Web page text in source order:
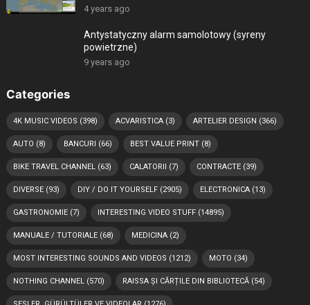
-4K
4 years ago
Antystatyczny alarm samolotowy (syreny
powietrzne)
9 years ago
Categories
4K MUSIC VIDEOS (398) ACVARISTICA(3) ARTELIER DESIGN (366)
AUTO (8) BANCURI (66) BEST VALUE PRINT(8)
BIKE TRAVEL CHANNEL(63) CALATORII (7) CONTRACTE(39)
DIVERSE(93) DIY / DO IT YOURSELF(2905) ELECTRONICA(13)
GASTRONOMIE(7) INTERESTING VIDEO STUFF(14895)
MANUALE / TUTORIALE(68) MEDICINA(2)
MOST INTERESTING SOUNDS AND VIDEOS (1212) MOTO (34)
NOTHING CHANNEL(570) RAISSA ȘI CĂRȚILE DIN BIBLIOTECĂ(54)